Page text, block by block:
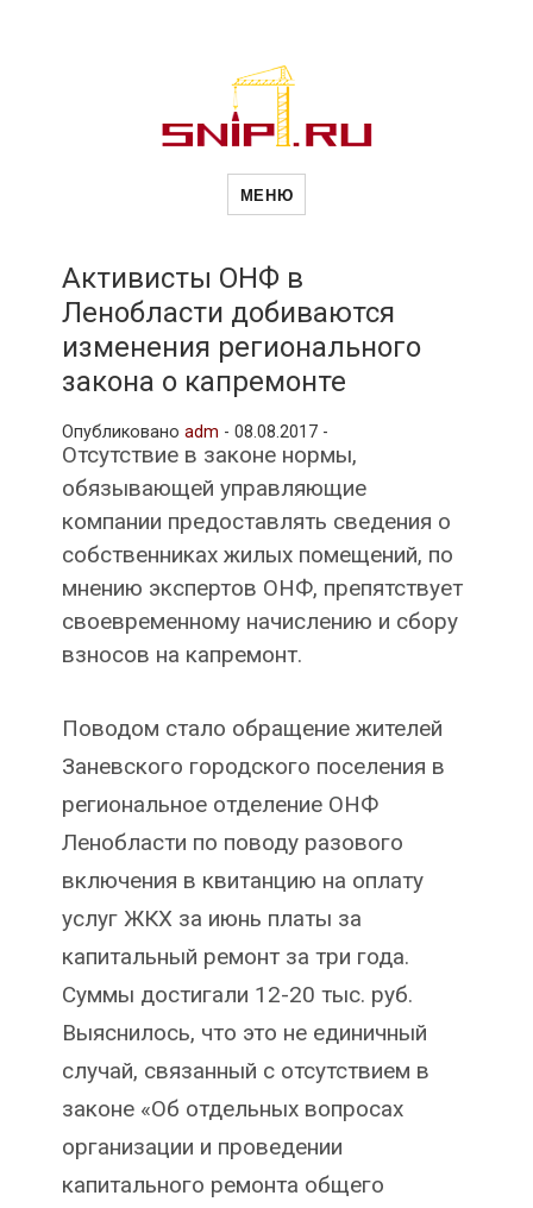
Новости
и
МЕНЮ
Активисты ОНФ в
Ленобласти добиваются
изменения регионального
закона о капремонте
Опубликовано adm - 08.08.2017 -
Отсутствие в законе нормы,
обязывающей управляющие
компании предоставлять сведения о
собственниках жилых помещений, по
мнению экспертов ОНФ, препятствует
своевременному начислению и сбору
взносов на капремонт.
Поводом стало обращение жителей
Заневского городского поселения в
региональное отделение ОНФ
Ленобласти по поводу разового
включения в квитанцию на оплату
услуг ЖКХ за июнь платы за
капитальный ремонт за три года.
Суммы достигали 12-20 тыс. руб.
Выяснилось, что это не единичный
случай, связанный с отсутствием в
законе «Об отдельных вопросах
организации и проведении
капитального ремонта общего